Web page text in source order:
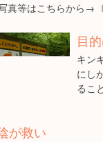
真等はこちらから→
目
キン
にし
るこ
が救い